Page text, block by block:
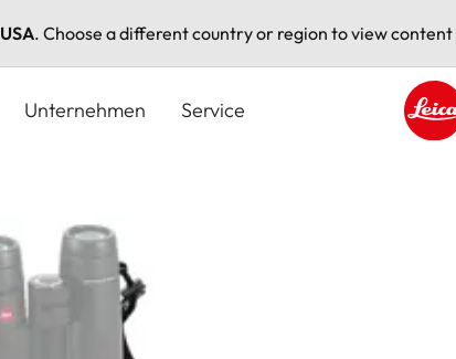
USA. Choose a different country or region to view
Unternehmen Service